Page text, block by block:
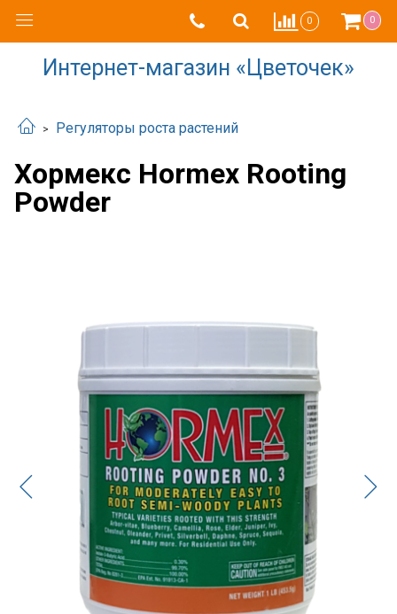
0 0
Интернет-магазин «Цветочек»
Регуляторы роста растений
Хормекс Hormex Rooting
Powder